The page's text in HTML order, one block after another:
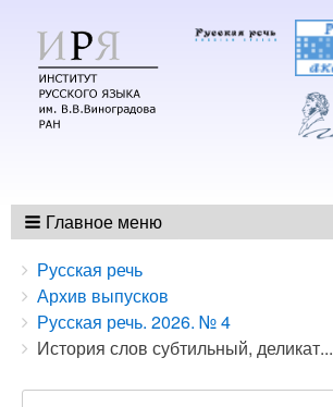
Главное меню
Breadcrumbs
You
are
here:
Русская речь
Архив выпусков
Русская речь. 2026. № 4
История слов субтильный, деликат...